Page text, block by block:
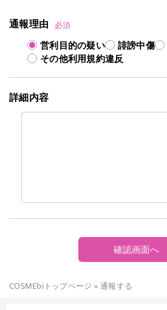
通報理由 必須
営利目的の疑い 誹謗中傷
その他利用規約違反
詳細内容
確認画面へ
COSMEbiトップページ »通報する